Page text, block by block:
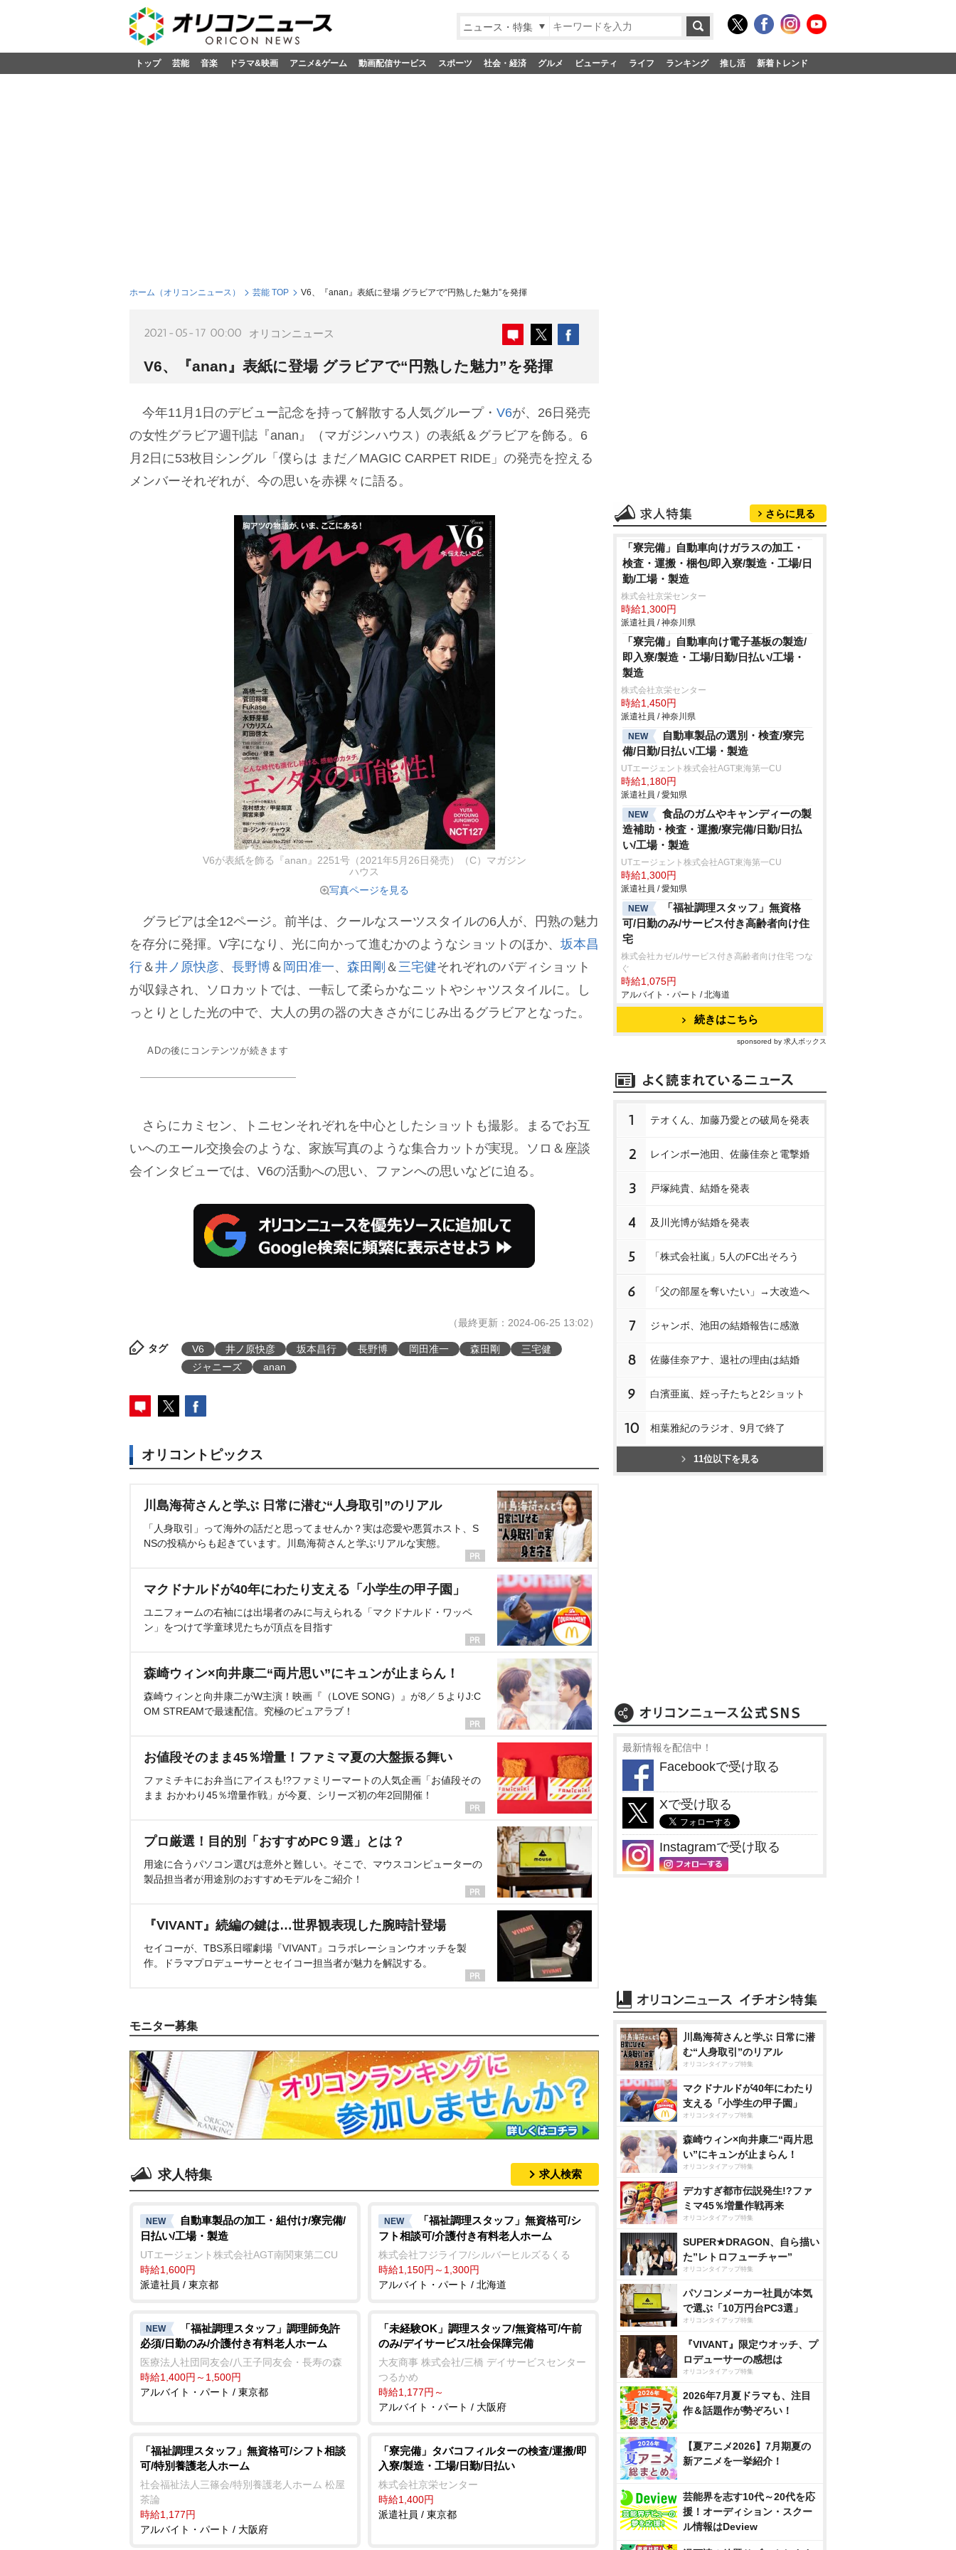
ニュース・特集
トップ 芸能 音楽 ドラマ&映画 アニメ&ゲーム 動画配信サービス スポーツ 社会・経済 グルメ ビューティ ライフ ランキング 推し活 新着トレンド
ホーム（オリコンニュース） 芸能 TOP V6、『anan』表紙に登場 グラビアで“円熟した魅力”を発揮
2021-05-17 00:00 オリコンニュース
V6、『anan』表紙に登場 グラビアで“円熟した魅力”を発揮
今年11月1日のデビュー記念を持って解散する人気グループ・ V6が、26日発売
の女性グラビア週刊誌『anan』（マガジンハウス）の表紙＆グラビアを飾る。6
月2日に53枚目シングル「僕らは まだ／MAGIC CARPET RIDE」の発売を控える
メンバーそれぞれが、今の思いを赤裸々に語る。
V6が表紙を飾る『anan』2251号（2021年5月26日発売）（C）マガジン
ハウス
写真ページを見る
グラビアは全12ページ。前半は、クールなスーツスタイルの6人が、円熟の魅力
を存分に発揮。V字になり、光に向かって進むかのようなショットのほか、 坂本昌
行＆井ノ原快彦、 長野博＆ 岡田准一、 森田剛 ＆三宅健それぞれのバディショット
が収録され、ソロカットでは、一転して柔らかなニットやシャツスタイルに。し
っとりとした光の中で、大人の男の器の大きさがにじみ出るグラビアとなった。
ADの後にコンテンツが続きます
さらにカミセン、トニセンそれぞれを中心としたショットも撮影。まるでお互
いへのエール交換会のような、家族写真のような集合カットが実現。ソロ＆座談
会インタビューでは、V6の活動への思い、ファンへの思いなどに迫る。
（最終更新：2024-06-25 13:02）
タグ V6 井ノ原快彦 坂本昌行 長野博 岡田准一 森田剛
三宅健
ジャニーズ
anan
オリコントピックス
川島海荷さんと学ぶ 日常に潜む“人身取引”のリアル
「人身取引」って海外の話だと思ってませんか？実は恋愛や悪質ホスト、S
NSの投稿からも起きています。川島海荷さんと学ぶリアルな実態。
マクドナルドが40年にわたり支える「小学生の甲子園」
ユニフォームの右袖には出場者のみに与えられる「マクドナルド・ワッペ
ン」をつけて学童球児たちが頂点を目指す
森崎ウィン×向井康二“両片思い”にキュンが止まらん！
森崎ウィンと向井康二がW主演！映画『（LOVE SONG）』が8／５よりJ:C
OM STREAMで最速配信。究極のピュアラブ！
お値段そのまま45％増量！ファミマ夏の大盤振る舞い
ファミチキにお弁当にアイスも!?ファミリーマートの人気企画「お値段その
まま おかわり45％増量作戦」が今夏、シリーズ初の年2回開催！
プロ厳選！目的別「おすすめPC９選」とは？
用途に合うパソコン選びは意外と難しい。そこで、マウスコンピューターの
製品担当者が用途別のおすすめモデルをご紹介！
『VIVANT』続編の鍵は…世界観表現した腕時計登場
セイコーが、TBS系日曜劇場『VIVANT』コラボレーションウオッチを製
作。ドラマプロデューサーとセイコー担当者が魅力を解説する。
モニター募集
求人特集 求人検索
NEW
自動車製品の加工・組付け/寮完備/
日払い/工場・製造
UTエージェント株式会社AGT南関東第二CU
時給1,600円
派遣社員 / 東京都
NEW
「福祉調理スタッフ」無資格可/シ
フト相談可/介護付き有料老人ホーム
株式会社フジライフ/シルバーヒルズるくる
時給1,150円～1,300円
アルバイト・パート / 北海道
NEW
「福祉調理スタッフ」調理師免許
必須/日勤のみ/介護付き有料老人ホーム
医療法人社団同友会/八王子同友会・長寿の森
時給1,400円～1,500円
アルバイト・パート / 東京都
「未経験OK」調理スタッフ/無資格可/午前
のみ/デイサービス/社会保障完備
大友商事 株式会社/三橋 デイサービスセンター
つるかめ
時給1,177円～
アルバイト・パート / 大阪府
「福祉調理スタッフ」無資格可/シフト相談
可/特別養護老人ホーム
社会福祉法人三篠会/特別養護老人ホーム 松屋
茶論
時給1,177円
アルバイト・パート / 大阪府
「寮完備」タバコフィルターの検査/運搬/即
入寮/製造・工場/日勤/日払い
株式会社京栄センター
時給1,400円
派遣社員 / 東京都
さらに見る
「寮完備」自動車向けガラスの加工・
検査・運搬・梱包/即入寮/製造・工場/日
勤/工場・製造
株式会社京栄センター
時給1,300円
派遣社員 / 神奈川県
「寮完備」自動車向け電子基板の製造/
即入寮/製造・工場/日勤/日払い/工場・
製造
株式会社京栄センター
時給1,450円
派遣社員 / 神奈川県
NEW
自動車製品の選別・検査/寮完
備/日勤/日払い/工場・製造
UTエージェント株式会社AGT東海第一CU
時給1,180円
派遣社員 / 愛知県
NEW
食品のガムやキャンディーの製
造補助・検査・運搬/寮完備/日勤/日払
い/工場・製造
UTエージェント株式会社AGT東海第一CU
時給1,300円
派遣社員 / 愛知県
NEW
「福祉調理スタッフ」無資格
可/日勤のみ/サービス付き高齢者向け住
宅
株式会社カゼル/サービス付き高齢者向け住宅 つな
ぐ
時給1,075円
アルバイト・パート / 北海道
続きはこちら
sponsored by 求人ボックス
1 テオくん、加藤乃愛との破局を発表
2 レインボー池田、佐藤佳奈と電撃婚
3 戸塚純貴、結婚を発表
4 及川光博が結婚を発表
5 「株式会社嵐」5人のFC出そろう
6 「父の部屋を奪いたい」→大改造へ
7 ジャンボ、池田の結婚報告に感激
8 佐藤佳奈アナ、退社の理由は結婚
9 白濱亜嵐、姪っ子たちと2ショット
10 相葉雅紀のラジオ、9月で終了
11位以下を見る
最新情報を配信中！
Facebookで受け取る
Xで受け取る
Instagramで受け取る
川島海荷さんと学ぶ 日常に潜
む“人身取引”のリアル
オリコンタイアップ特集
マクドナルドが40年にわたり
支える「小学生の甲子園」
オリコンタイアップ特集
森崎ウィン×向井康二“両片思
い”にキュンが止まらん！
オリコンタイアップ特集
デカすぎ都市伝説発生!?ファ
ミマ45％増量作戦再来
オリコンタイアップ特集
SUPER★DRAGON、自ら描い
た”レトロフューチャー”
オリコンタイアップ特集
パソコンメーカー社員が本気
で選ぶ「10万円台PC3選」
オリコンタイアップ特集
『VIVANT』限定ウオッチ、プ
ロデューサーの感想は
オリコンタイアップ特集
2026年7月夏ドラマも、注目
作＆話題作が勢ぞろい！
【夏アニメ2026】7月期夏の
新アニメを一挙紹介！
芸能界を志す10代～20代を応
援！オーディション・スクー
ル情報はDeview